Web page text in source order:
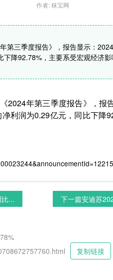
作者: 秣宝网
三季度报告》，报告显示：
下降92.78%，主要系受宏观经
2024年第三季度报告》，报
利润为0.29亿元，同比下降
... 下一篇安迪苏
复制链接